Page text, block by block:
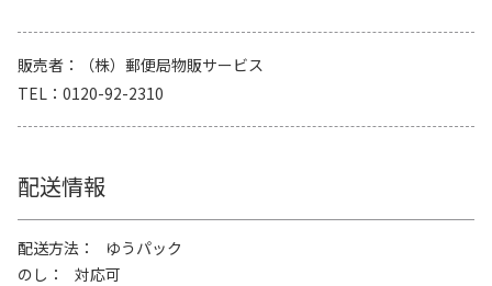
販売者
（株）郵便局物販サービス
TEL
0120-92-2310
配送情報
配送方法
ゆうパック
のし
対応可